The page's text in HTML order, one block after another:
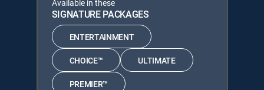
Available in these
SIGNATURE PACKAGES
ENTERTAINMENT
CHOICE™ ULTIMATE
PREMIER™